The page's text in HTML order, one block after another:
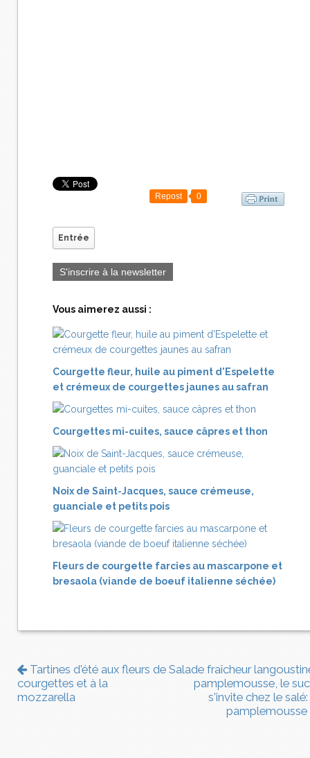
Repost 0
Entrée
S'inscrire à la newsletter
Vous aimerez aussi :
Courgette fleur, huile au piment d'Espelette
et crémeux de courgettes jaunes au safran
Courgettes mi-cuites, sauce câpres et thon
Noix de Saint-Jacques, sauce crémeuse,
guanciale et petits pois
Fleurs de courgette farcies au mascarpone et
bresaola (viande de boeuf italienne séchée)
Tartines d'été aux fleurs de
courgettes et à la
mozzarella
Salade fraîcheur
pamplemousse, le
s'invite chez le
pamplemousse